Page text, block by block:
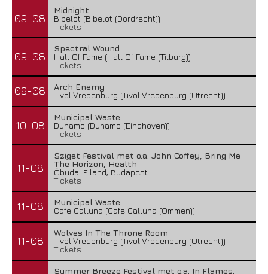
09-08
Midnight
Bibelot (Bibelot (Dordrecht))
Tickets
09-08
Spectral Wound
Hall Of Fame (Hall Of Fame (Tilburg))
Tickets
09-08
Arch Enemy
TivoliVredenburg (TivoliVredenburg (Utrecht))
10-08
Municipal Waste
Dynamo (Dynamo (Eindhoven))
Tickets
11-08
Sziget Festival met o.a. John Coffey, Bring Me
The Horizon, Health
Óbudai Eiland, Budapest
Tickets
11-08
Municipal Waste
Cafe Calluna (Cafe Calluna (Ommen))
11-08
Wolves In The Throne Room
TivoliVredenburg (TivoliVredenburg (Utrecht))
Tickets
Summer Breeze Festival met o.a. In Flames,